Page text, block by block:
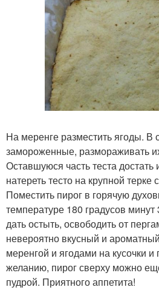
На меренге разместить ягоды. В
замороженные, размораживать
Оставшуюся часть теста достать
натереть тесто на крупной терке
Поместить пирог в горячую
температуре 180 градусов
дать остыть, освободить от
невероятно вкусный и
меренгой и ягодами на кусочки и
желанию, пирог сверху можно
пудрой. Приятного аппетита!